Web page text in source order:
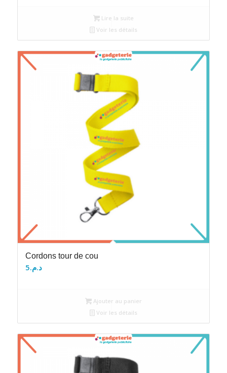
Lire la suite
Voir les détails
Cordons tour de cou
د.م.5
Ajouter au panier
Voir les détails